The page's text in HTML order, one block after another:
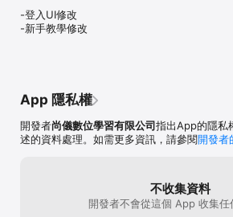
►魔王關及聖物圖鑑
每一單元之下所有課程的Challenge都完成後
您是學生嗎？請向貴校圖書館表達想要使用本
來申請試用。
如果您有任何問題或需求，歡迎連繫播種者公
-登入UI修改
-新手教學修改
App 隱私權
開發者尚儀數位學習有限公司指出App的隱私
述的資料處理。如需更多資訊，請參閱開發者
不收集資料
開發者不會從這個 App 收集任